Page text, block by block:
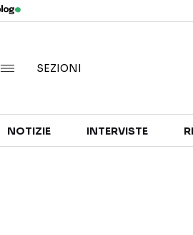
SEZIONI
NOTIZIE INTERVISTE